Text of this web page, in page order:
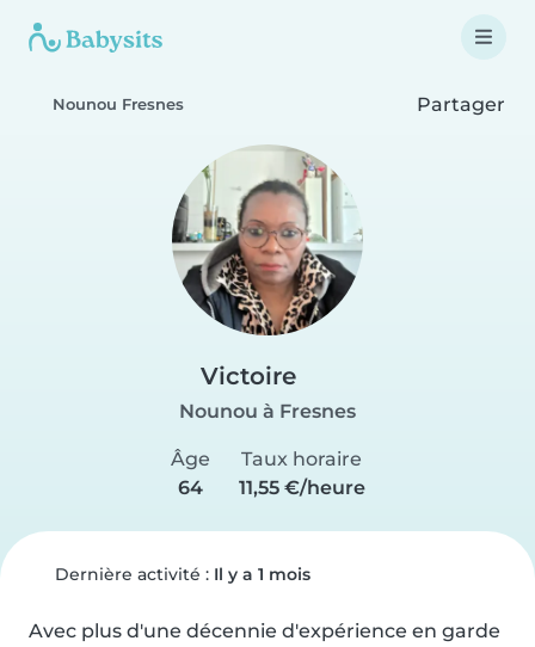
Nounou Fresnes Partager
Victoire
Nounou à Fresnes
Âge
64
Taux horaire
11,55 €/heure
Dernière activité : Il y a 1 mois
Avec plus d'une décennie d'expérience en garde